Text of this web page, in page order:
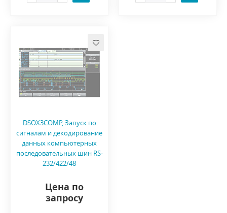
DSOX3COMP, Запуск по
сигналам и декодирование
данных компьютерных
последовательных шин RS-
232/422/48
Цена по
запросу